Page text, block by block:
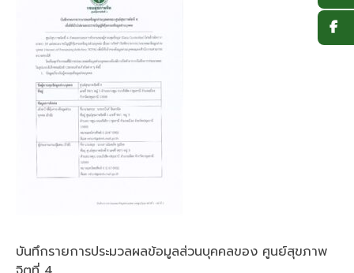
บันทึกรายการประมวลผลข้อมูลส่วนบุคคลของ ศูนย์สุขภาพ